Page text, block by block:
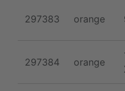
297383 orange
297384 orange